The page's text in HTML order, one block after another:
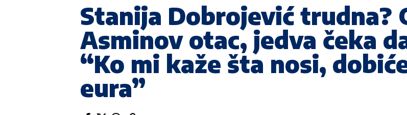
Stanija Dobrojević trudna?
Asminov otac, jedva čeka
“Ko mi kaže šta nosi,
eura”